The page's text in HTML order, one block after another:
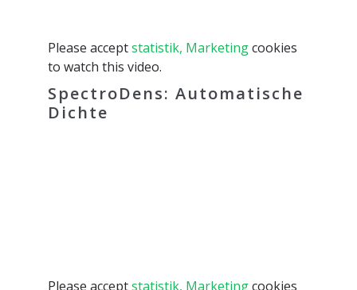
Please acceptstatistik, Marketingcookies
to watch this video.
SpectroDens: Automatische
Dichte
Please acceptstatistik, Marketingcookies